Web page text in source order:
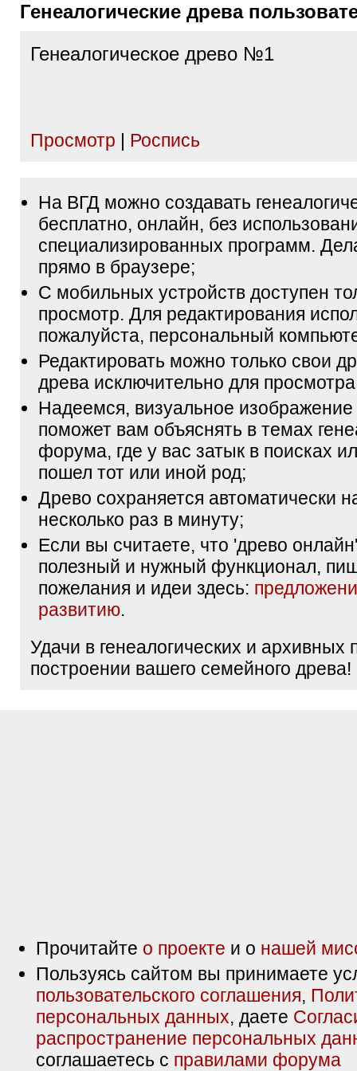
Генеалогические древа
Генеалогическое древо №1
Просмотр | Роспись
На ВГД можно создавать
бесплатно, онлайн, без
специализированных программ.
прямо в браузере;
С мобильных устройств доступен
просмотр. Для редактирования
пожалуйста, персональный
Редактировать можно только свои
древа исключительно для
Надеемся, визуальное
поможет вам объяснять в темах
форума, где у вас затык в поисках
пошел тот или иной род;
Древо сохраняется автоматически
несколько раз в минуту;
Если вы считаете, что 'древо
полезный и нужный функционал,
пожелания и идеи здесь:
развитию.
Удачи в генеалогических и архивных
построении вашего семейного древа!
Прочитайте о проекте и о нашей
Пользуясь сайтом вы принимаете
пользовательского соглашения,
персональных данных, даете
распространение персональных
соглашаетесь с правилами форума